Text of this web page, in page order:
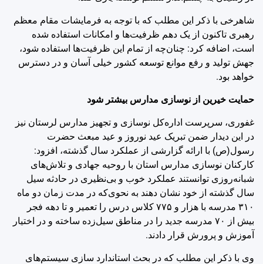
شاهرخی با ذکر این مطلب که با توجه به فرمایشات مقام معظم
رهبری تاکنون از یک دهم ظرفیت‌ها و امکانات استفاده شده
است، اضافه کرد: چنان‌چه از تمام این ظرفیت‌ها استفاده شود،
جهش تولید و رفع موانع توسعه کشور خیلی آسان و در دسترس
خواهد بود.
حمایت خیرین از نوسازی مدارس بیشتر شود
غفوری، سرپرست اداره‌کل نوسازی و تجهیز مدارس لرستان نیز
در این دیدار ضمن‌ تبریک عید نوروز و عید مبعث حضرت
رسول(ص) با ارائه گزارشی از عملکرد سال گذشته، افزود:
کارکنان نوسازی مدارس استان با روحیه جهادی و تلاش‌های
شبانه‌روزی توانستند عملکرد خوب و بی‌نظیری در حادثه سیل
سال گذشته از خود نشان دهند به نحوی‌که در مدت زمان دو ماه
۳۱۰ مدرسه با هزار و ۷۷۵ کلاس درس را تعمیر و تا دهه فجر
بیش از ۷۰ مدرسه جدید را در مناطق سیل‌زده ساخته و در اختیار
آموزش و پرورش قرار دادند.
وی با ذکر این مطلب که در بحث استاندارد سازی سیستم‌های